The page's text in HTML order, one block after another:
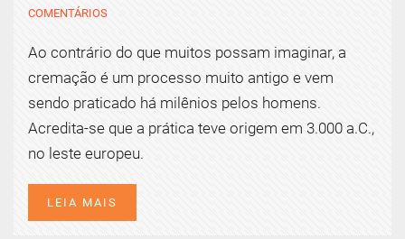
COMENTÁRIOS
Ao contrário do que muitos possam imaginar, a
cremação é um processo muito antigo e vem
sendo praticado há milênios pelos homens.
Acredita-se que a prática teve origem em 3.000 a.C.,
no leste europeu.
LEIA MAIS